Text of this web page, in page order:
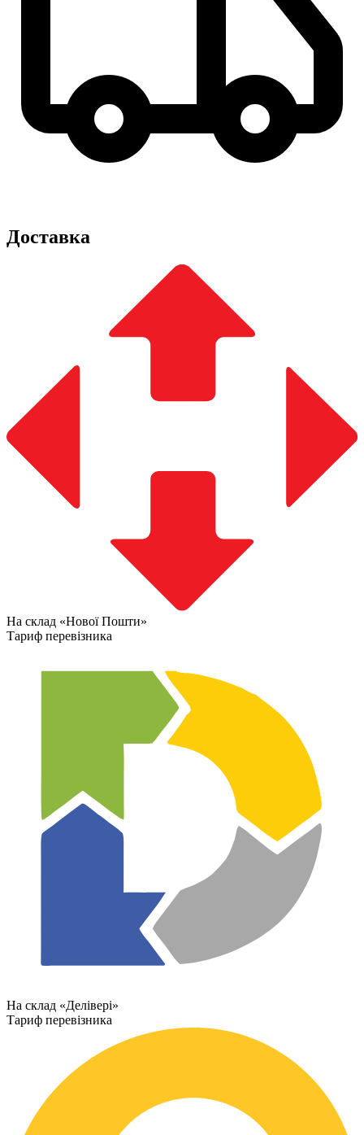
Доставка
На склад «Нової Пошти»
Тариф перевізника
На склад «Делівері»
Тариф перевізника